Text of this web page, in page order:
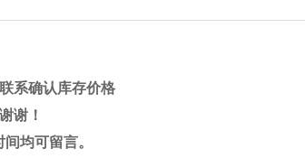
系确认库存价格
谢！
均可留言。